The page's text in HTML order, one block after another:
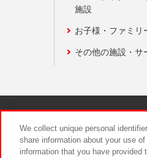
施設
お子様・ファミリ
その他の施設・サ
We collect unique personal
share information about your use
information that you have